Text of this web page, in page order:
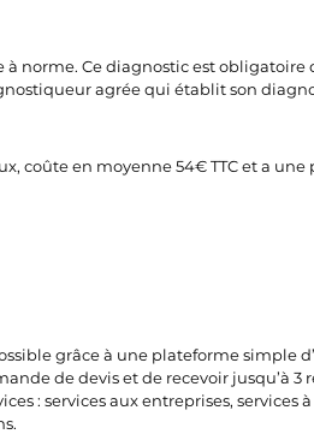
norme. Ce diagnostic est obligatoire
agrée qui établit son
coûte en moyenne 54€ TTC et a une
grâce à une plateforme simple
de devis et de recevoir jusqu’à 3
: services aux entreprises, services